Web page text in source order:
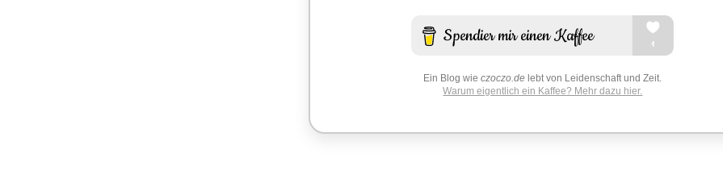
Ein Blog wieczoczo.de lebt von Leidenschaft und Zeit.
Warum eigentlich ein Kaffee? Mehr dazu hier.